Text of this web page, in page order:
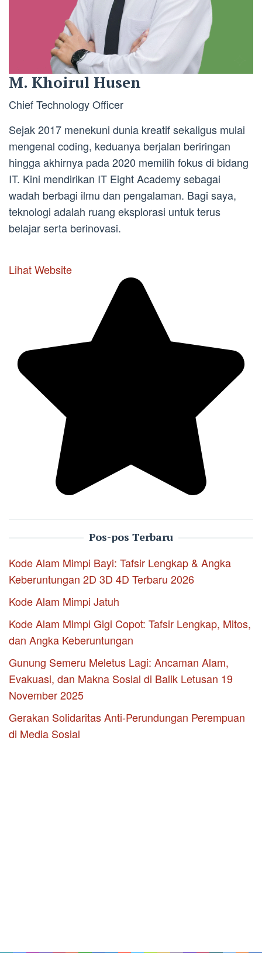
M. Khoirul Husen
Chief Technology Officer
Sejak 2017 menekuni dunia kreatif sekaligus mulai
mengenal coding, keduanya berjalan beriringan
hingga akhirnya pada 2020 memilih fokus di bidang
IT. Kini mendirikan IT Eight Academy sebagai
wadah berbagi ilmu dan pengalaman. Bagi saya,
teknologi adalah ruang eksplorasi untuk terus
belajar serta berinovasi.
Lihat Website
Pos-pos Terbaru
Kode Alam Mimpi Bayi: Tafsir Lengkap & Angka
Keberuntungan 2D 3D 4D Terbaru 2026
Kode Alam Mimpi Jatuh
Kode Alam Mimpi Gigi Copot: Tafsir Lengkap, Mitos,
dan Angka Keberuntungan
Gunung Semeru Meletus Lagi: Ancaman Alam,
Evakuasi, dan Makna Sosial di Balik Letusan 19
November 2025
Gerakan Solidaritas Anti-Perundungan Perempuan
di Media Sosial